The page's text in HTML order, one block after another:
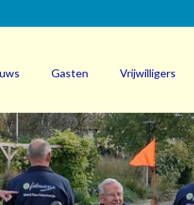
Gasten Vrijwilligers